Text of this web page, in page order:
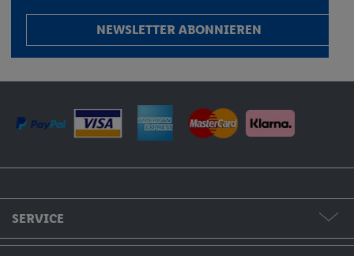
NEWSLETTER ABONNIEREN
SERVICE